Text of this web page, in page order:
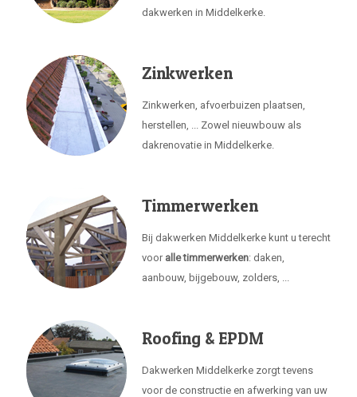
dakwerken in Middelkerke.
Zinkwerken
Zinkwerken, afvoerbuizen plaatsen,
herstellen, ... Zowel nieuwbouw als
dakrenovatie in Middelkerke.
Timmerwerken
Bij dakwerken Middelkerke kunt u terecht
voor alle timmerwerken: daken,
aanbouw, bijgebouw, zolders, ...
Roofing & EPDM
Dakwerken Middelkerke zorgt tevens
voor de constructie en afwerking van uw